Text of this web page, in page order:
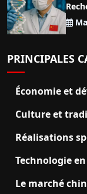
PRINCIPALES
Économie et
Culture et
Réalisations
Technologie
Le marché